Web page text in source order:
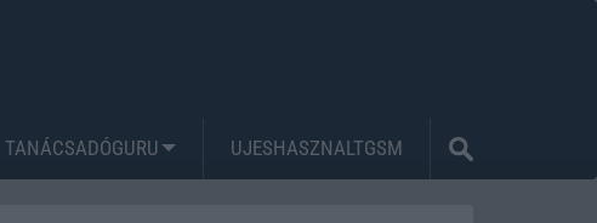
TANÁCSADÓGURU UJESHASZNALTGSM